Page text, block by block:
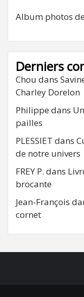
Album photos
Derniers
Chou dans
Charley Dorelon
Philippe dans
pailles
PLESSIET dans
de notre univers
FREY P. dans
brocante
Jean-François
cornet